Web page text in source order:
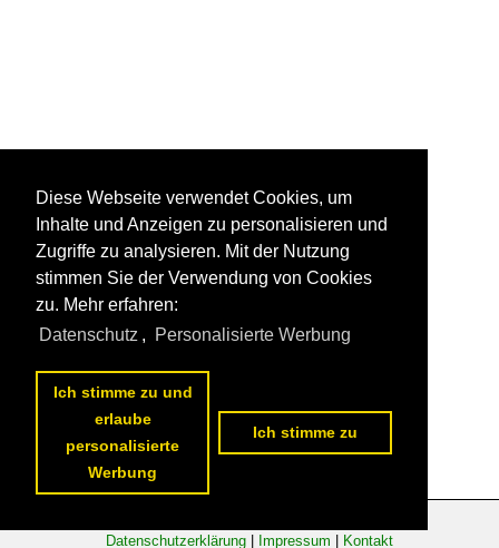
Datenschutzerklärung Impressum Kontakt
Diese Webseite verwendet Cookies, um
Inhalte und Anzeigen zu personalisieren und
Zugriffe zu analysieren. Mit der Nutzung
stimmen Sie der Verwendung von Cookies
zu. Mehr erfahren:
Datenschutz , Personalisierte Werbung
Ich stimme zu und
erlaube
personalisierte
Werbung
Ich stimme zu